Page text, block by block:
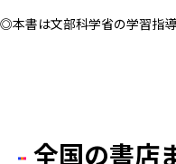
◎本書は文部科学省の学習指導
全国の書店